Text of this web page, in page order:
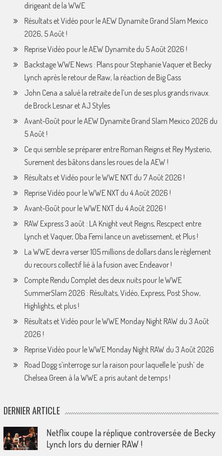
dirigeant de la WWE
Résultats et Vidéo pour le AEW Dynamite Grand Slam Mexico
2026, 5 Août !
Reprise Vidéo pour le AEW Dynamite du 5 Août 2026 !
Backstage WWE News : Plans pour Stephanie Vaquer et Becky
Lynch après le retour de Raw, la réaction de Big Cass
John Cena a salué la retraite de l’un de ses plus grands rivaux.
de Brock Lesnar et AJ Styles
Avant-Goût pour le AEW Dynamite Grand Slam Mexico 2026 du
5 Août !
Ce qui semble se préparer entre Roman Reigns et Rey Mysterio,
Surement des bâtons dans les roues de la AEW !
Résultats et Vidéo pour le WWE NXT du 7 Août 2026 !
Reprise Vidéo pour le WWE NXT du 4 Août 2026 !
Avant-Goût pour le WWE NXT du 4 Août 2026 !
RAW Express 3 août : LA Knight veut Reigns, Rescpect entre
Lynch et Vaquer, Oba Femi lance un avetissement, et Plus !
La WWE devra verser 105 millions de dollars dans le règlement
du recours collectif lié à la fusion avec Endeavor !
Compte Rendu Complet des deux nuits pour le WWE
SummerSlam 2026 : Résultats, Vidéo, Express, Post Show,
Highlights, et plus !
Résultats et Vidéo pour le WWE Monday Night RAW du 3 Août
2026 !
Reprise Vidéo pour le WWE Monday Night RAW du 3 Août 2026
Road Dogg s’interroge sur la raison pour laquelle le ‘push’ de
Chelsea Green à la WWE a pris autant de temps !
DERNIER ARTICLE
Netflix coupe la réplique controversée de Becky
Lynch lors du dernier RAW !